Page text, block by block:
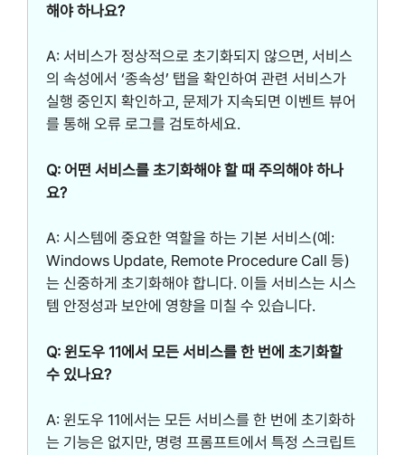
해야 하나요?
A: 서비스가 정상적으로 초기화되지 않으면, 서비스
의 속성에서 ‘종속성’ 탭을 확인하여 관련 서비스가
실행 중인지 확인하고, 문제가 지속되면 이벤트 뷰어
를 통해 오류 로그를 검토하세요.
Q: 어떤 서비스를 초기화해야 할 때 주의해야 하나
요?
A: 시스템에 중요한 역할을 하는 기본 서비스(예:
Windows Update, Remote Procedure Call 등)
는 신중하게 초기화해야 합니다. 이들 서비스는 시스
템 안정성과 보안에 영향을 미칠 수 있습니다.
Q: 윈도우 11에서 모든 서비스를 한 번에 초기화할
수 있나요?
A: 윈도우 11에서는 모든 서비스를 한 번에 초기화하
는 기능은 없지만, 명령 프롬프트에서 특정 스크립트